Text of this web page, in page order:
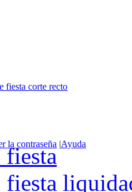
la contraseña |Ayuda
fiesta corte recto
fiesta
fiesta